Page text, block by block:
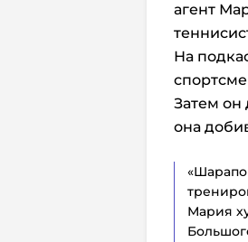
агент
На
Затем он
она
Мария